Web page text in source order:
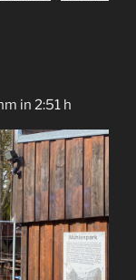
in 2:51 h